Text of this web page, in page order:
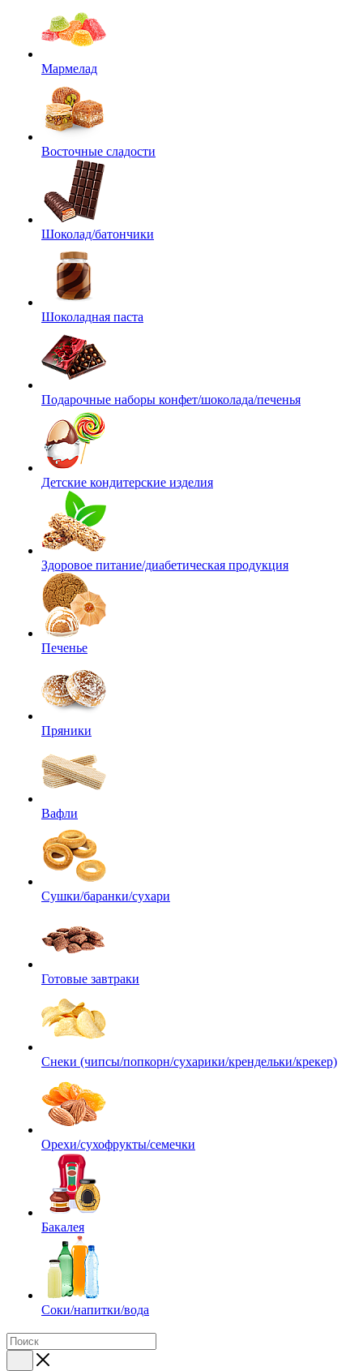
Мармелад
Восточные сладости
Шоколад/батончики
Шоколадная паста
Подарочные наборы конфет/шоколада/печенья
Детские кондитерские изделия
Здоровое питание/диабетическая продукция
Печенье
Пряники
Вафли
Сушки/баранки/сухари
Готовые завтраки
Снеки (чипсы/попкорн/сухарики/крендельки/крекер)
Орехи/сухофрукты/семечки
Бакалея
Соки/напитки/вода